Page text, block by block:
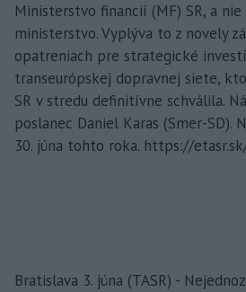
Ministerstvo financií (MF) SR, a
ministerstvo. Vyplýva to z novely
opatreniach pre strategické
transeurópskej dopravnej siete,
SR v stredu definitívne schválila.
poslanec Daniel Karas (Smer-SD).
30. júna tohto roka. https://
Bratislava 3. júna (TASR) -